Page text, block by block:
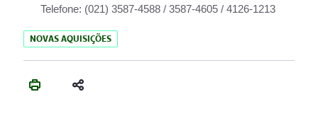
Telefone: (021) 3587-4588 / 3587-4605 / 4126-1213
NOVAS AQUISIÇÕES